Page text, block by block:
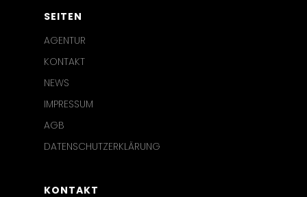
SEITEN
AGENTUR
KONTAKT
NEWS
IMPRESSUM
AGB
DATENSCHUTZERKLÄRUNG
KONTAKT